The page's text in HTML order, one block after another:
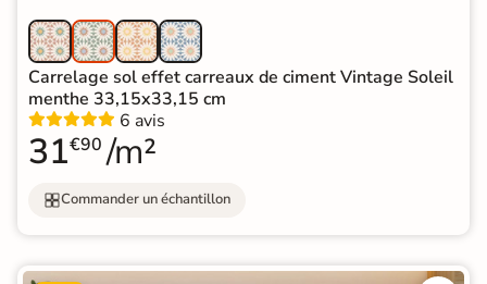
Carrelage sol effet carreaux de ciment Vintage Soleil
menthe 33,15x33,15 cm
6 avis
31€90 /m²
Commander un échantillon